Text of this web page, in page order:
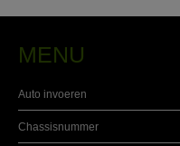
MENU
Auto invoeren
Chassisnummer